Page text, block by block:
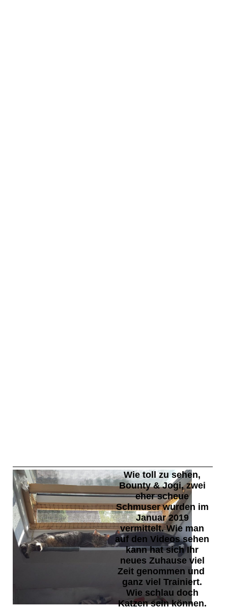
Wie toll zu sehen,
Bounty & Jogi, zwei
eher scheue
Schmuser wurden im
Januar 2019
vermittelt. Wie man
auf den Videos sehen
kann hat sich Ihr
neues Zuhause viel
Zeit genommen und
ganz viel Trainiert.
Wie schlau doch
Katzen sein können.